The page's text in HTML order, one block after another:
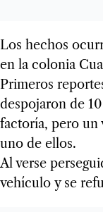
Los hechos
en la colonia
Primeros
despojaron de
factoría, pero un
uno de ellos.
Al verse
vehículo y se